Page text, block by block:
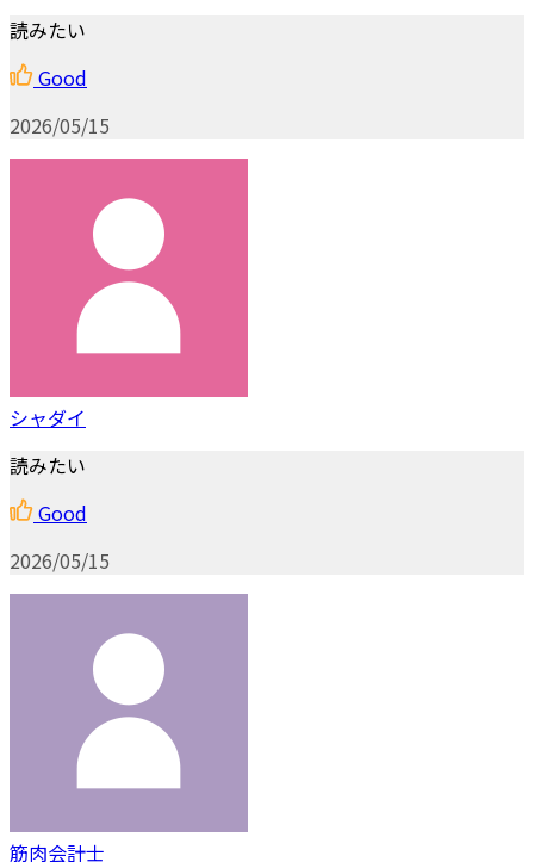
読みたい
Good
2026/05/15
シャダイ
読みたい
Good
2026/05/15
筋肉会計士